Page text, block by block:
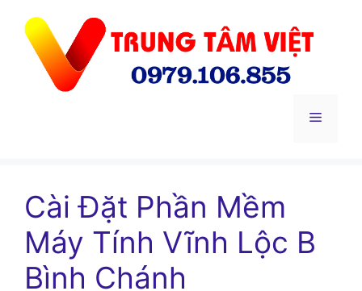
Menu
Cài Đặt Phần Mềm
Máy Tính Vĩnh Lộc B
Bình Chánh